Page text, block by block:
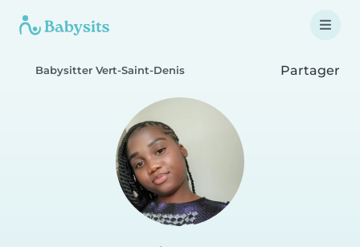
Babysitter Vert-Saint-Denis Partager